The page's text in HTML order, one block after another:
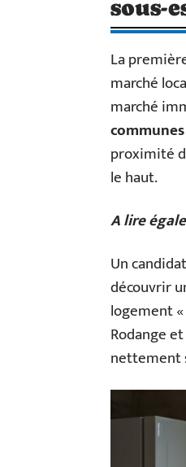
sous-
La
marché
marché
proximité
le haut.
A lire
Un
découvrir
logement
Rodange
nettement